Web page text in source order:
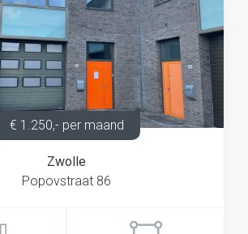
€ 1.250,- per maand
Zwolle
Popovstraat 86